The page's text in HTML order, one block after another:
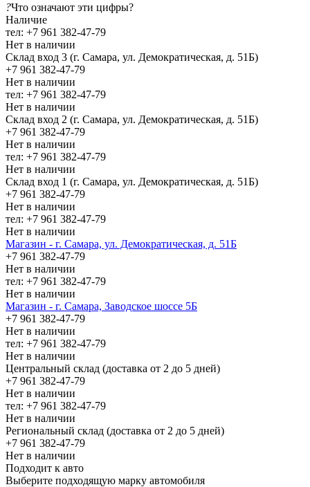
?Что означают эти цифры?
Наличие
тел: +7 961 382-47-79
Нет в наличии
Склад вход 3 (г. Самара, ул. Демократическая, д. 51Б)
+7 961 382-47-79
Нет в наличии
тел: +7 961 382-47-79
Нет в наличии
Склад вход 2 (г. Самара, ул. Демократическая, д. 51Б)
+7 961 382-47-79
Нет в наличии
тел: +7 961 382-47-79
Нет в наличии
Склад вход 1 (г. Самара, ул. Демократическая, д. 51Б)
+7 961 382-47-79
Нет в наличии
тел: +7 961 382-47-79
Нет в наличии
Магазин - г. Самара, ул. Демократическая, д. 51Б
+7 961 382-47-79
Нет в наличии
тел: +7 961 382-47-79
Нет в наличии
Магазин - г. Самара, Заводское шоссе 5Б
+7 961 382-47-79
Нет в наличии
тел: +7 961 382-47-79
Нет в наличии
Центральный склад (доставка от 2 до 5 дней)
+7 961 382-47-79
Нет в наличии
тел: +7 961 382-47-79
Нет в наличии
Региональный склад (доставка от 2 до 5 дней)
+7 961 382-47-79
Нет в наличии
Подходит к авто
Выберите подходящую марку автомобиля